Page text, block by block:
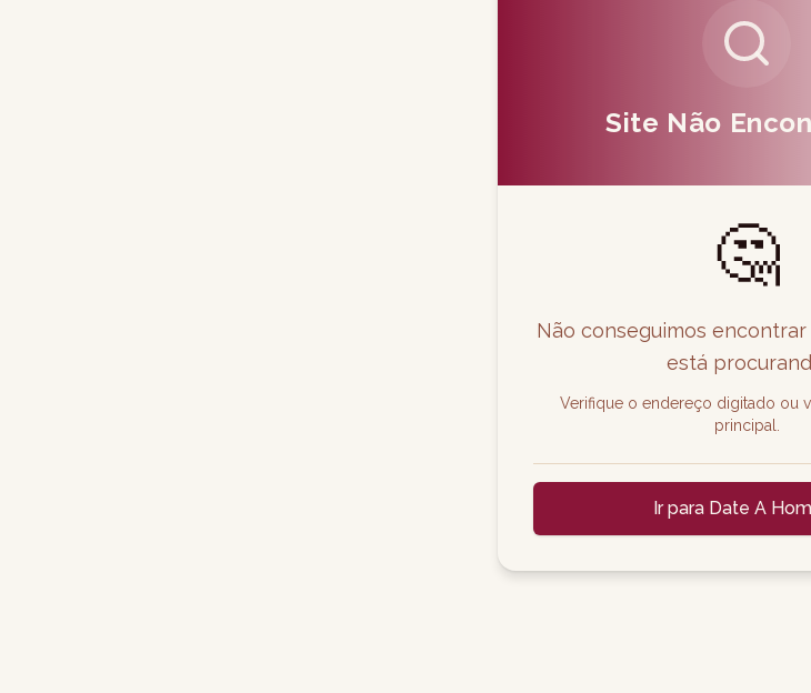
Site Não
🤔
Não conseguimos
está
Verifique o endereço digitado ou
principal.
Ir para Date A